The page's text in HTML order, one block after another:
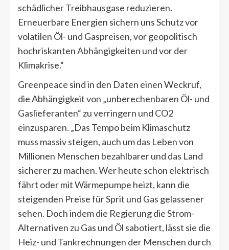
schädlicher Treibhausgase reduzieren.
Erneuerbare Energien sichern uns Schutz vor
volatilen Öl- und Gaspreisen, vor geopolitisch
hochriskanten Abhängigkeiten und vor der
Klimakrise.“
Greenpeace sind in den Daten einen Weckruf,
die Abhängigkeit von „unberechenbaren Öl- und
Gaslieferanten“ zu verringern und CO2
einzusparen. Das Tempo beim Klimaschutz
muss massiv steigen, auch um das Leben von
Millionen Menschen bezahlbarer und das Land
sicherer zu machen. Wer heute schon elektrisch
fährt oder mit Wärmepumpe heizt, kann die
steigenden Preise für Sprit und Gas gelassener
sehen. Doch indem die Regierung die Strom-
Alternativen zu Gas und Öl sabotiert, lässt sie die
Heiz- und Tankrechnungen der Menschen durch